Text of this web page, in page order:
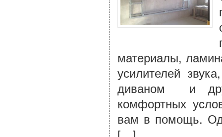
материалы,
усилителей
диваном и
комфортных
вам в помощь.